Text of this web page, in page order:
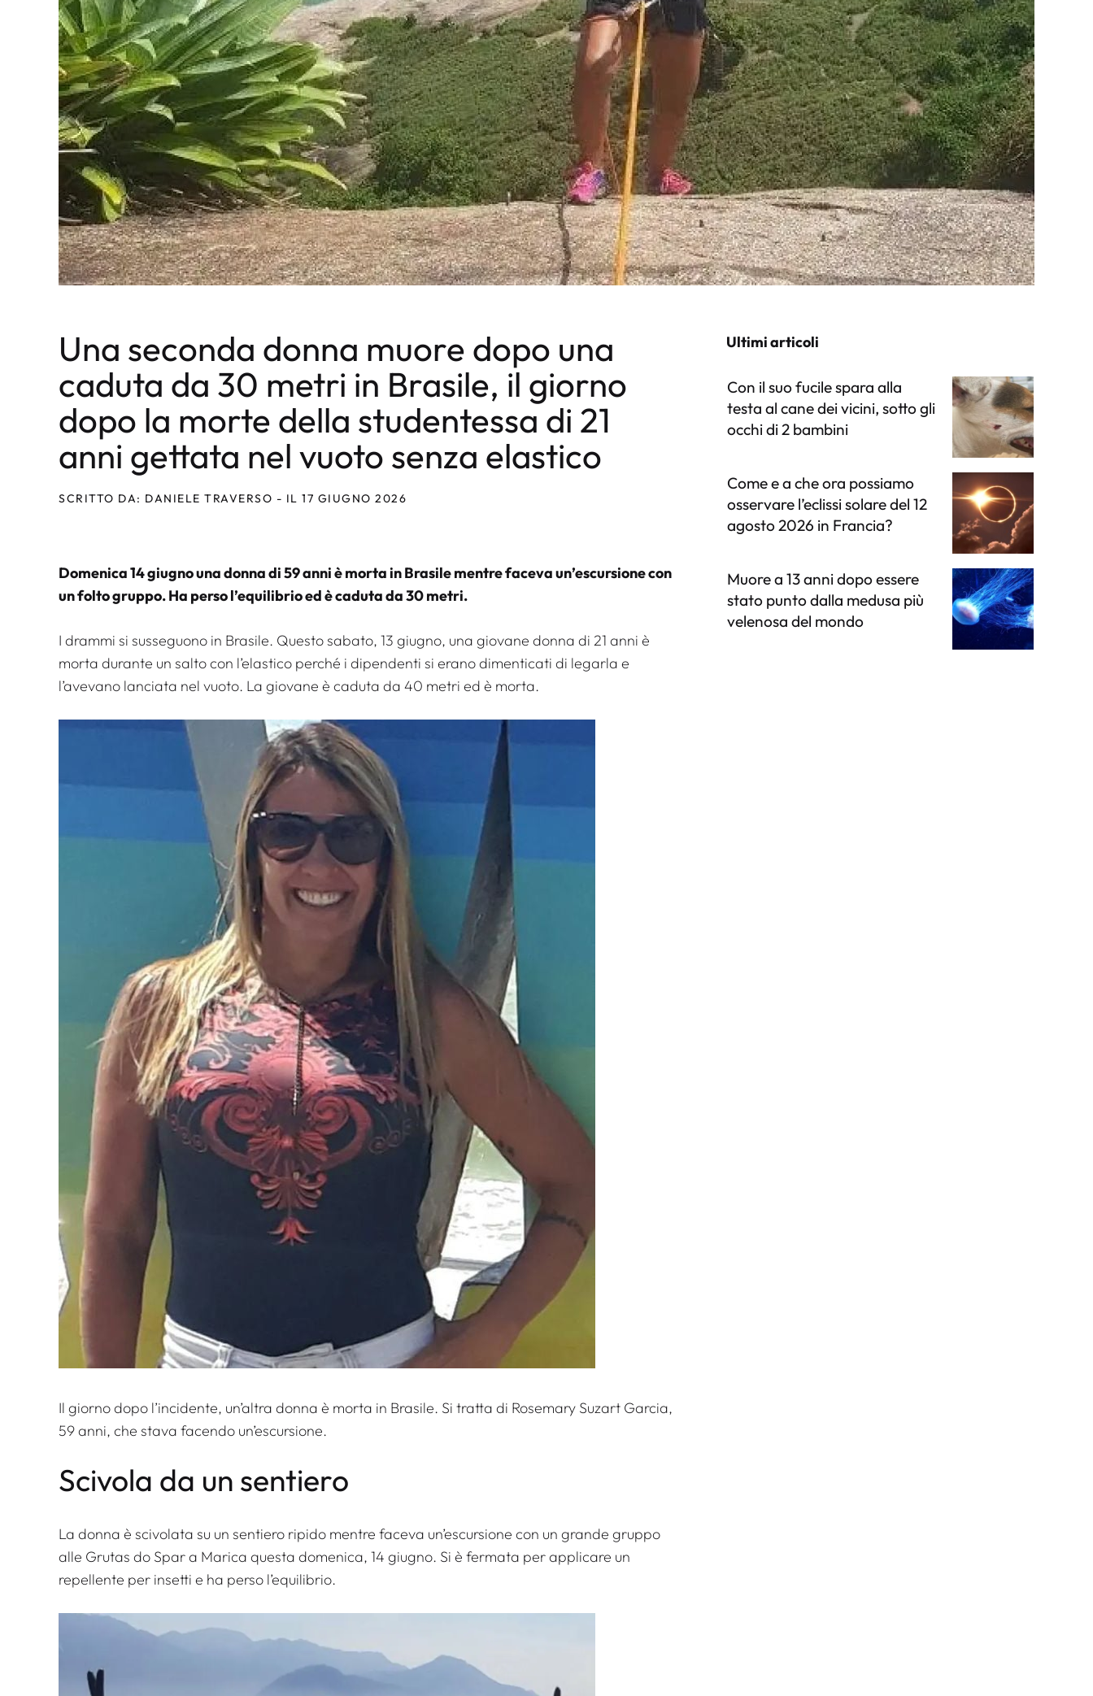
Una seconda donna muore dopo una
caduta da 30 metri in Brasile, il giorno
dopo la morte della studentessa di 21
anni gettata nel vuoto senza elastico
SCRITTO DA: DANIELE TRAVERSO - IL 17 GIUGNO 2026
Domenica 14 giugno una donna di 59 anni è morta in Brasile mentre faceva un’escursione con
un folto gruppo. Ha perso l’equilibrio ed è caduta da 30 metri.
I drammi si susseguono in Brasile. Questo sabato, 13 giugno, una giovane donna di 21 anni è
morta durante un salto con l’elastico perché i dipendenti si erano dimenticati di legarla e
l’avevano lanciata nel vuoto. La giovane è caduta da 40 metri ed è morta.
Il giorno dopo l’incidente, un’altra donna è morta in Brasile. Si tratta di Rosemary Suzart Garcia,
59 anni, che stava facendo un’escursione.
Scivola da un sentiero
La donna è scivolata su un sentiero ripido mentre faceva un’escursione con un grande gruppo
alle Grutas do Spar a Marica questa domenica, 14 giugno. Si è fermata per applicare un
repellente per insetti e ha perso l’equilibrio.
Ultimi articoli
Con il suo fucile spara alla
testa al cane dei vicini, sotto gli
occhi di 2 bambini
Come e a che ora possiamo
osservare l’eclissi solare del 12
agosto 2026 in Francia?
Muore a 13 anni dopo essere
stato punto dalla medusa più
velenosa del mondo